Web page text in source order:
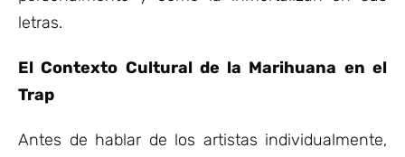
letras.
El Contexto Cultural de la Marihuana en el
Trap
Antes de hablar de los artistas individualmente,